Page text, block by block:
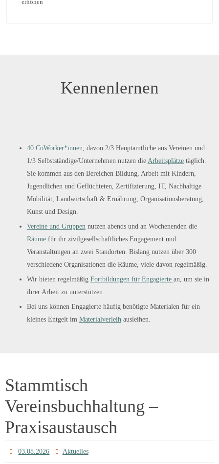
erhöhen
Kennenlernen
40 CoWorker*innen , davon 2/3 Hauptamtliche aus Vereinen und
1/3 Selbstständige/Unternehmen nutzen die Arbeitsplätzetäglich.
Sie kommen aus den Bereichen Bildung, Arbeit mit Kindern,
Jugendlichen und Geflüchteten, Zertifizierung, IT, Nachhaltige
Mobilität, Landwirtschaft & Ernährung, Organisationsberatung,
Kunst und Design.
Vereine und Gruppen nutzen abends und an Wochenenden die
Räumefür ihr zivilgesellschaftliches Engagement und
Veranstaltungen an zwei Standorten. Bislang nutzen über 300
verschiedene Organisationen die Räume, viele davon regelmäßig.
Wir bieten regelmäßig Fortbildungen für Engagierte an, um sie in
ihrer Arbeit zu unterstützen.
Bei uns können Engagierte häufig benötigte Materialen für ein
kleines Entgelt im Materialverleih ausleihen.
Stammtisch
Vereinsbuchhaltung –
Praxisaustausch
03.08.2026 Aktuelles